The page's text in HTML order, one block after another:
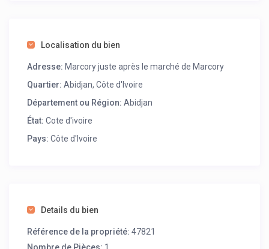
Localisation du bien
Adresse: Marcory juste après le marché de Marcory
Quartier: Abidjan, Côte d'Ivoire
Département ou Région: Abidjan
État: Cote d'ivoire
Pays: Côte d'Ivoire
Details du bien
Référence de la propriété: 47821